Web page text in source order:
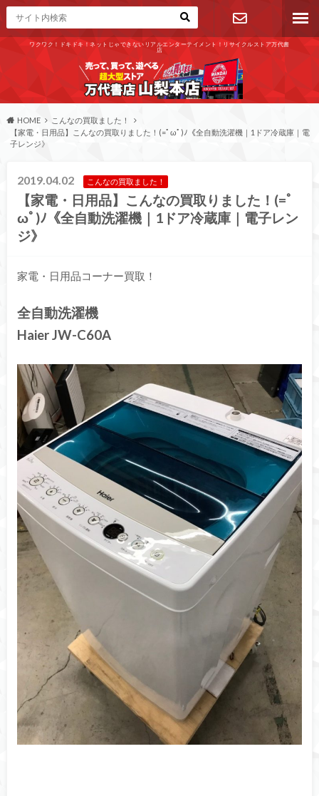
ワクワク！ドキドキ！ネットじゃできないリアルエンターテイメント！リサイクルストア万代書
店
お問い合わ
せ
HOME
こんなの買取ました！
【家電・日用品】こんなの買取りました！(=ﾟωﾟ)ﾉ《全自動洗濯機｜1ドア冷蔵庫｜電
子レンジ》
2019.04.02 こんなの買取ました！
【家電・日用品】こんなの買取りました！(=ﾟ
ωﾟ)ﾉ《全自動洗濯機｜1ドア冷蔵庫｜電子レン
ジ》
家電・日用品コーナー買取！
全自動洗濯機
Haier JW-C60A